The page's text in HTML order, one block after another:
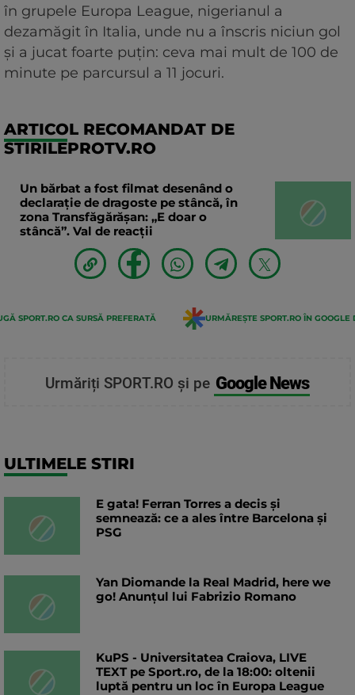
în grupele Europa League, nigerianul a
dezamăgit în Italia, unde nu a înscris niciun gol
și a jucat foarte puțin: ceva mai mult de 100 de
minute pe parcursul a 11 jocuri.
ARTICOL RECOMANDAT DE
STIRILEPROTV.RO
Un bărbat a fost filmat desenând o
declaraţie de dragoste pe stâncă, în
zona Transfăgărăşan: „E doar o
stâncă”. Val de reacții
SPORT.RO CA SURSĂ PREFERATĂ URMĂREȘTE SPORT.RO ÎN GOOGLE
Urmăriți SPORT.RO și pe Google News
ULTIMELE STIRI
E gata! Ferran Torres a decis și
semnează: ce a ales între Barcelona și
PSG
Yan Diomande la Real Madrid, here we
go! Anunțul lui Fabrizio Romano
KuPS - Universitatea Craiova, LIVE
TEXT pe Sport.ro, de la 18:00: oltenii
luptă pentru un loc în Europa League